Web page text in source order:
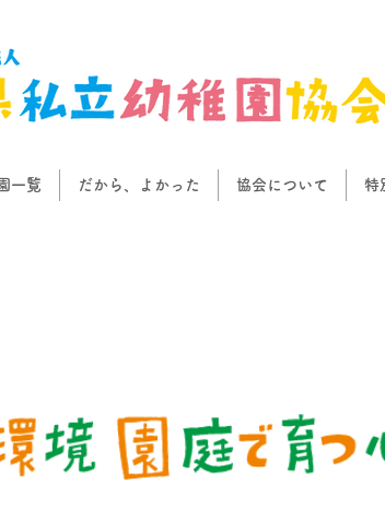
一覧 だから、よかった 協会について 特